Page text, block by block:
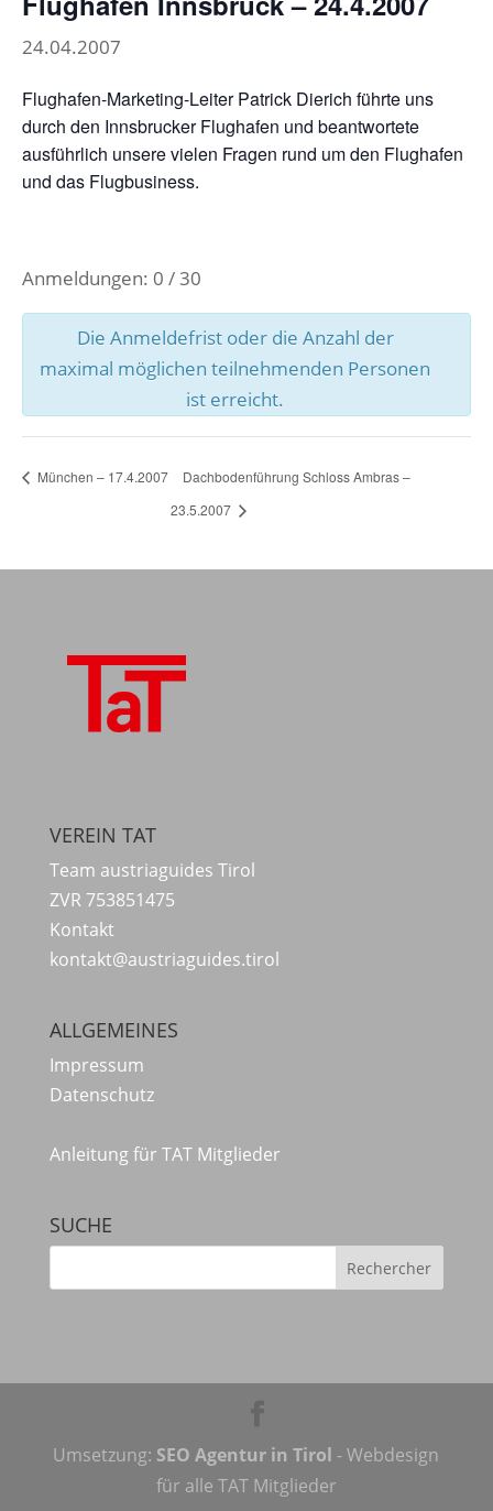
24.04.2007
Flughafen-Marketing-Leiter Patrick Dierich führte uns
durch den Innsbrucker Flughafen und beantwortete
ausführlich unsere vielen Fragen rund um den Flughafen
und das Flugbusiness.
Anmeldungen: 0 / 30
Die Anmeldefrist oder die Anzahl der
maximal möglichen teilnehmenden Personen
ist erreicht.
München – 17.4.2007
Dachbodenführung Schloss Ambras –
23.5.2007
VEREIN TAT
Team austriaguides Tirol
ZVR 753851475
Kontakt
kontakt@austriaguides.tirol
ALLGEMEINES
Impressum
Datenschutz
Anleitung für TAT Mitglieder
SUCHE
Umsetzung: SEO Agentur in Tirol - Webdesign
für alle TAT Mitglieder